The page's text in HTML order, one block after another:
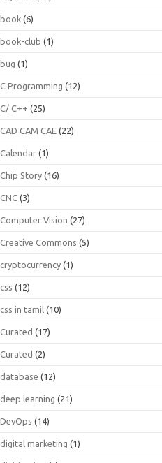
book (6)
book-club (1)
bug (1)
C Programming (12)
C/ C++ (25)
CAD CAM CAE (22)
Calendar (1)
Chip Story (16)
CNC (3)
Computer Vision (27)
Creative Commons (5)
cryptocurrency (1)
css (12)
css in tamil (10)
Curated (17)
Curated (2)
database (12)
deep learning (21)
DevOps (14)
digital marketing (1)